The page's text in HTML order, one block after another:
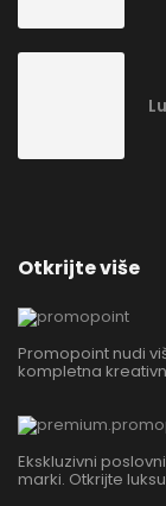
Otkrijte više
Promopoint nudi
kompletna
Ekskluzivni
marki. Otkrijte